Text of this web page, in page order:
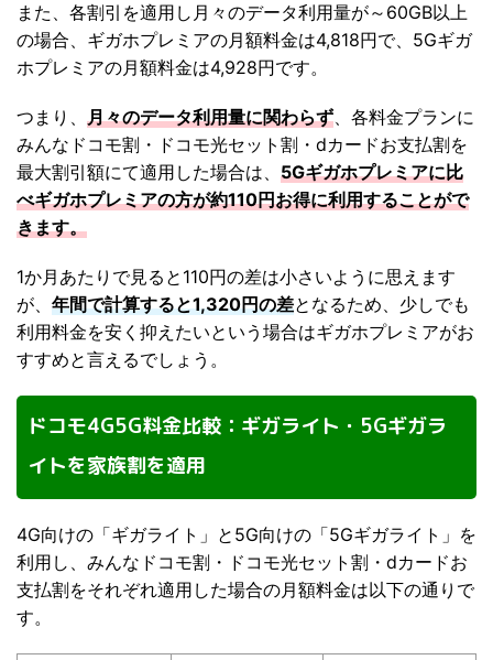
また、各割引を適用し月々のデータ利用量が～60GB以上
の場合、ギガホプレミアの月額料金は4,818円で、5Gギガ
ホプレミアの月額料金は4,928円です。
つまり、 月々のデータ利用量に関わらず 、各料金プランに
みんなドコモ割・ドコモ光セット割・dカードお支払割を
最大割引額にて適用した場合は、 5Gギガホプレミアに比
べギガホプレミアの方が約110円お得に利用することがで
きます。
1か月あたりで見ると110円の差は小さいように思えます
が、 年間で計算すると1,320円の差となるため、少しでも
利用料金を安く抑えたいという場合はギガホプレミアがお
すすめと言えるでしょう。
ドコモ4G5G料金比較：ギガライト・5Gギガラ
イトを家族割を適用
4G向けの「ギガライト」と5G向けの「5Gギガライト」を
利用し、みんなドコモ割・ドコモ光セット割・dカードお
支払割をそれぞれ適用した場合の月額料金は以下の通りで
す。